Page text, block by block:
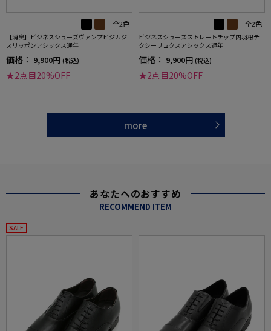
全2色
【消臭】ビジネスシューズヴァンプビジカジ
スリッポンアシックス通年
価格： 9,900円 (税込)
★2点目20%OFF
全2色
ビジネスシューズストレートチップ内羽根テ
クシーリュクスアシックス通年
価格： 9,900円 (税込)
★2点目20%OFF
more
あなたへのおすすめ
RECOMMEND ITEM
SALE